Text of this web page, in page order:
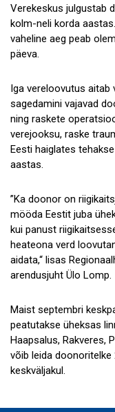
Verekeskus julgustab
kolm-neli korda
vaheline aeg peab
päeva.
Iga vereloovutus aitab
sagedamini vajavad
ning raskete
verejooksu, raske
Eesti haiglates
aastas.
”Ka doonor on
mööda Eestit juba
kui panust
heateona verd
aidata,“ lisas
arendusjuht Ülo Lomp.
Maist septembri
peatutakse üheksas
Haapsalus, Rakveres,
võib leida doonoritelke
keskväljakul.